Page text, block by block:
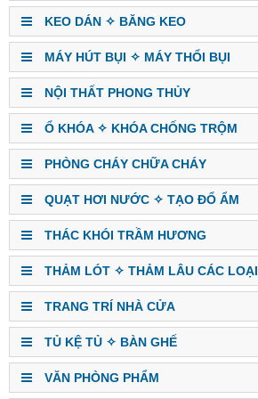
KEO DÁN ✧ BĂNG KEO
MÁY HÚT BỤI ✧ MÁY THỔI BỤI
NỘI THẤT PHONG THỦY
Ổ KHÓA ✧ KHÓA CHỐNG TRỘM
PHÒNG CHÁY CHỮA CHÁY
QUẠT HƠI NƯỚC ✧ TẠO ĐỔ ẨM
THÁC KHÓI TRẦM HƯƠNG
THẢM LÓT ✧ THẢM LÂU CÁC LOẠI
TRANG TRÍ NHÀ CỬA
TỦ KỆ TỦ ✧ BÀN GHẾ
VĂN PHÒNG PHẨM